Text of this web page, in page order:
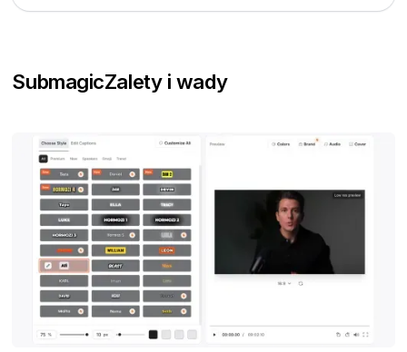
SubmagicZalety i wady